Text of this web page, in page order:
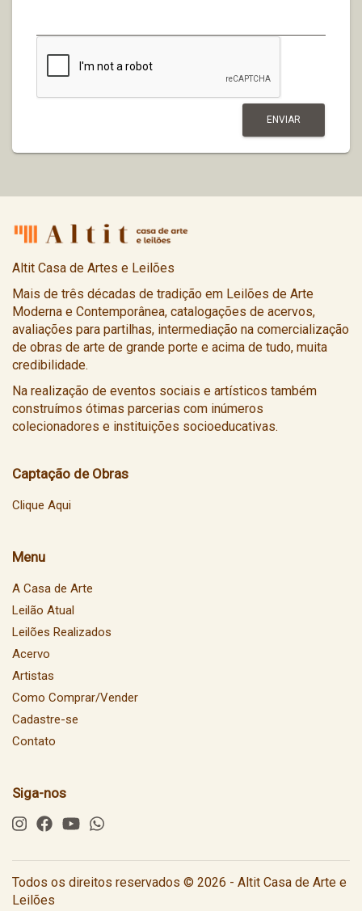
Altit Casa de Artes e Leilões
Mais de três décadas de tradição em Leilões de Arte
Moderna e Contemporânea, catalogações de acervos,
avaliações para partilhas, intermediação na comercialização
de obras de arte de grande porte e acima de tudo, muita
credibilidade.
Na realização de eventos sociais e artísticos também
construímos ótimas parcerias com inúmeros
colecionadores e instituições socioeducativas.
Captação de Obras
Clique Aqui
Menu
A Casa de Arte
Leilão Atual
Leilões Realizados
Acervo
Artistas
Como Comprar/Vender
Cadastre-se
Contato
Siga-nos
Todos os direitos reservados © 2026 - Altit Casa de Arte e
Leilões